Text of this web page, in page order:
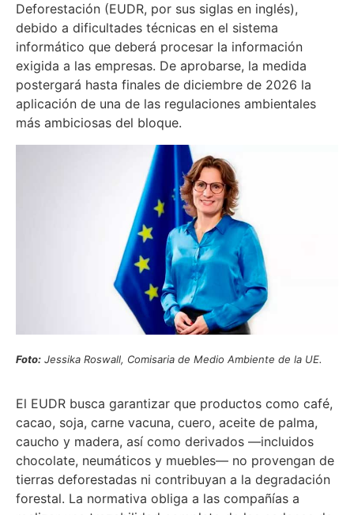
Deforestación (EUDR, por sus siglas en inglés),
debido a dificultades técnicas en el sistema
informático que deberá procesar la información
exigida a las empresas. De aprobarse, la medida
postergará hasta finales de diciembre de 2026 la
aplicación de una de las regulaciones ambientales
más ambiciosas del bloque.
Foto: Jessika Roswall, Comisaria de Medio Ambiente de la UE.
El EUDR busca garantizar que productos como café,
cacao, soja, carne vacuna, cuero, aceite de palma,
caucho y madera, así como derivados —incluidos
chocolate, neumáticos y muebles— no provengan de
tierras deforestadas ni contribuyan a la degradación
forestal. La normativa obliga a las compañías a